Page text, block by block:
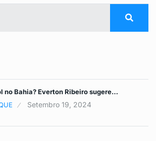
no Bahia? Everton Ribeiro sugere…
Setembro 19, 2024